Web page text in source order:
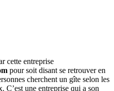
cette entreprise
pour soit disant se retrouver en
cherchent un gîte selon les
C’est une entreprise qui a son